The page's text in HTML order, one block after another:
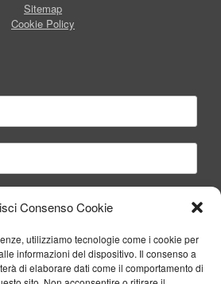
Consenso Cookie
utilizziamo tecnologie come i cookie per
informazioni del dispositivo. Il consenso a
di elaborare dati come il comportamento di
Sitemap
Cookie Policy